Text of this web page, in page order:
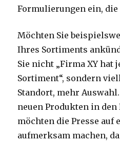
Formulierungen ein,
Möchten Sie
Ihres Sortiments
Sie nicht „Firma XY hat
Sortiment“, sondern
Standort, mehr
neuen Produkten in den
möchten die Presse auf
aufmerksam machen,